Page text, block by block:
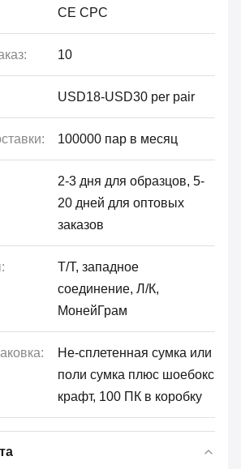
CE CPC
10
USD18-USD30 per pair
100000 пар в месяц
2-3 дня для образцов, 5-
20 дней для оптовых
заказов
Т/Т, западное
соединение, Л/К,
МонейГрам
Не-сплетенная сумка или
поли сумка плюс шоебокс
крафт, 100 ПК в коробку